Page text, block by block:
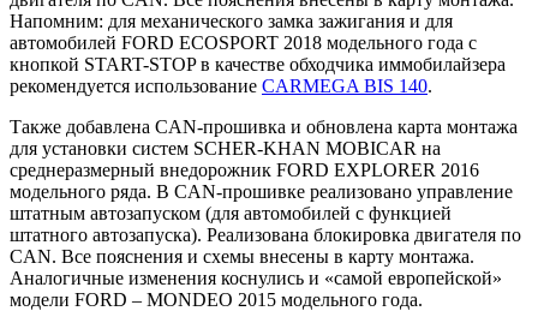
Напомним: для механического замка зажигания и для
автомобилей FORD ECOSPORT 2018 модельного года с
кнопкой START-STOP в качестве обходчика иммобилайзера
рекомендуется использование CARMEGA BIS 140.
Также добавлена CAN-прошивка и обновлена карта монтажа
для установки систем SCHER-KHAN MOBICAR на
среднеразмерный внедорожник FORD EXPLORER 2016
модельного ряда. В CAN-прошивке реализовано управление
штатным автозапуском (для автомобилей с функцией
штатного автозапуска). Реализована блокировка двигателя по
CAN. Все пояснения и схемы внесены в карту монтажа.
Аналогичные изменения коснулись и «самой европейской»
модели FORD – MONDEO 2015 модельного года.